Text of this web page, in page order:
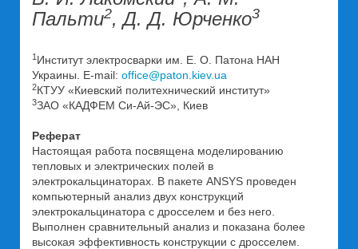
Пальти2, Д. Д. Юрченко3
1 Институт электросварки им. Е. О. Патона НАН
Украины. E-mail: office@paton.kiev.ua
2КТУУ «Киевский политехнический институт»
3ЗАО «КАДФЕМ Си-Ай-ЭС», Киев
Реферат
Настоящая работа посвящена моделированию
тепловых и электрических полей в
электрокальцинаторах. В пакете ANSYS проведен
компьютерный анализ двух конструкций
электрокальцинатора с дросселем и без него.
Выполнен сравнительный анализ и показана более
высокая эффективность конструкции с дросселем.